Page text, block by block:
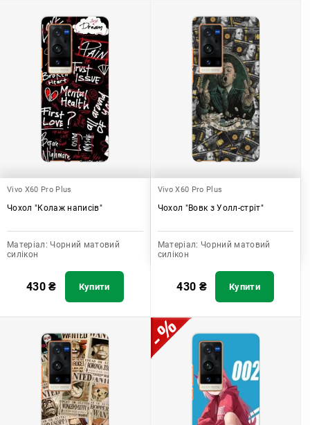
Vivo X60 Pro Plus
Чохол "Колаж написів"
Матеріал: Чорний матовий
силікон
430₴ Купити
Vivo X60 Pro Plus
Чохол "Вовк з Уолл-стріт"
Матеріал: Чорний матовий
силікон
430 ₴ Купити